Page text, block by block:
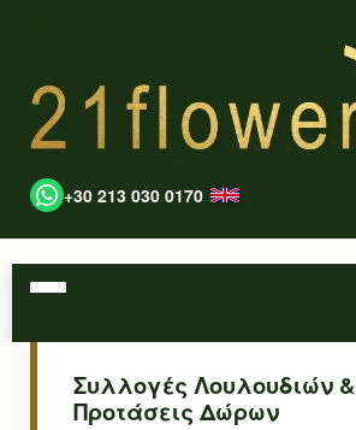
+30 213 030 0170
Συλλογές Λουλουδιών &
Προτάσεις Δώρων